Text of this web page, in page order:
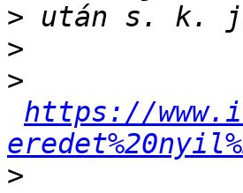
>
>
>
https://
>